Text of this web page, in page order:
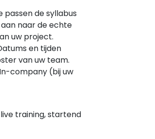
passen de syllabus
naar de echte
uw project.
en tijden
van uw team.
company (bij uw
training, startend